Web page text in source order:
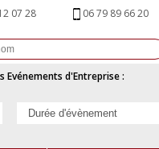
07 28 06 79 89 66 20
Evénements d'Entreprise :